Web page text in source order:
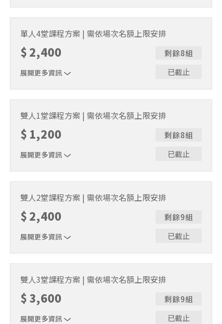
邀請親友一同報名參加，一起精進匹克球基本功！ 如人數
未達開班門檻，或因天候不佳無法如期舉行，POA將視情況
安排延期或併班處理。 ⚠️ 報名完成後，如因天候因素無法
上課，僅提供課程延期選項，恕不退費，請參閱【報名與課
程異動規則】。報名後視為您已同意上述規則。
單人4堂課程方案 | 需依場次名額上限安排
$ 2,400
展開更多資訊
剩餘8組
已截止
邀請親友一同報名參加，一起精進匹克球基本功！ 如人數
未達開班門檻，或因天候不佳無法如期舉行，POA將視情況
安排延期或併班處理。 ⚠️ 報名完成後，如因天候因素無法
上課，僅提供課程延期選項，恕不退費，請參閱【報名與課
程異動規則】。報名後視為您已同意上述規則。
雙人1堂課程方案 | 需依場次名額上限安排
$ 1,200
展開更多資訊
剩餘8組
已截止
邀請親友一同報名參加，一起精進匹克球基本功！ 如人數
未達開班門檻，或因天候不佳無法如期舉行，POA將視情況
安排延期或併班處理。 ⚠️ 報名完成後，如因天候因素無法
上課，僅提供課程延期選項，恕不退費，請參閱【報名與課
程異動規則】。報名後視為您已同意上述規則。
雙人2堂課程方案 | 需依場次名額上限安排
$ 2,400
展開更多資訊
剩餘9組
已截止
邀請親友一同報名參加，一起精進匹克球基本功！ 如人數
未達開班門檻，或因天候不佳無法如期舉行，POA將視情況
安排延期或併班處理。 ⚠️ 報名完成後，如因天候因素無法
上課，僅提供課程延期選項，恕不退費，請參閱【報名與課
程異動規則】。報名後視為您已同意上述規則。
雙人3堂課程方案 | 需依場次名額上限安排
$ 3,600
展開更多資訊
剩餘9組
已截止